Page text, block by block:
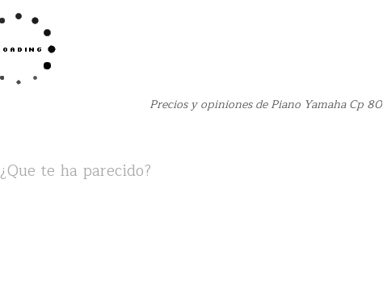
Precios y opiniones de Piano Yamaha Cp 80
¿Que te ha parecido?